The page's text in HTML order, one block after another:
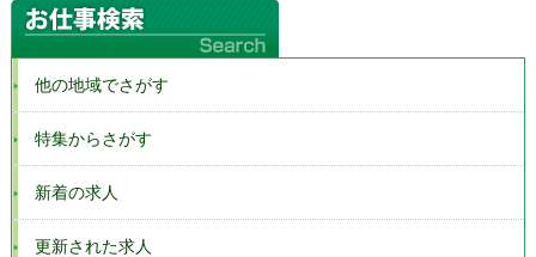
他の地域でさがす
特集からさがす
新着の求人
更新された求人